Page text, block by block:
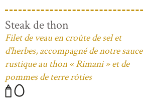
Steak de thon
Filet de veau en croûte de sel et
d'herbes, accompagné de notre sauce
rustique au thon « Rimani » et de
pommes de terre rôties